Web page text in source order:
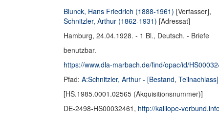
Blunck, Hans Friedrich (1888-1961) [Verfasser],
Schnitzler, Arthur (1862-1931) [Adressat]
Hamburg, 24.04.1928. - 1 Bl., Deutsch. - Briefe
benutzbar.
https://www.dla-marbach.de/find/opac/id/
Pfad: A:Schnitzler, Arthur - [Bestand, Teilnachlass]
[HS.1985.0001.02565 (Akquisitionsnummer)]
DE-2498-HS00032461, http://kalliope-